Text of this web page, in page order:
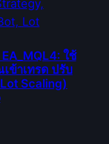
ใช้
ข้าเทรด ปรับ
Scaling)